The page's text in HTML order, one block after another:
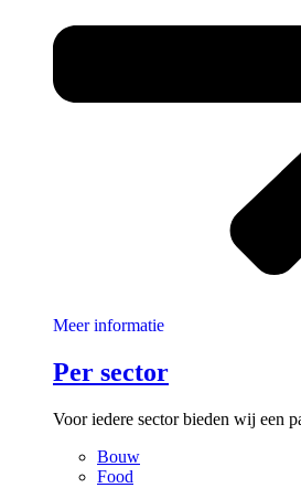
Meer informatie
Per sector
Voor iedere sector bieden wij een
Bouw
Food